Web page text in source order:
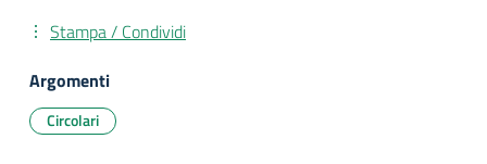
Stampa / Condividi
Argomenti
Circolari